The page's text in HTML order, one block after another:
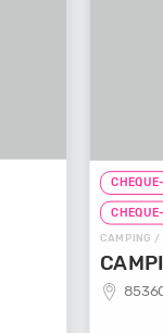
CAMPING /